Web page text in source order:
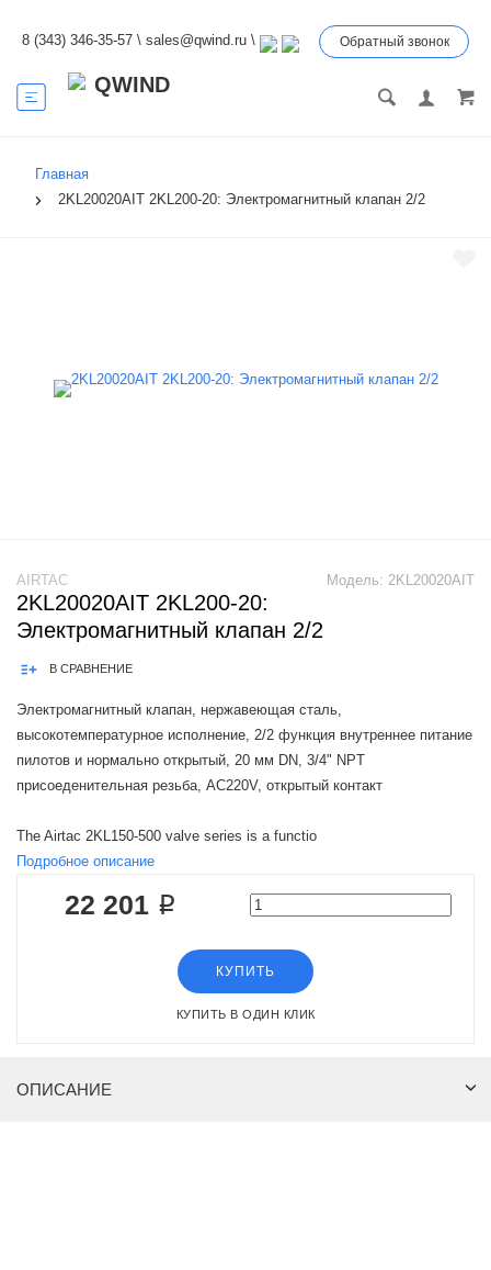
8 (343) 346-35-57 \ sales@qwind.ru \ Обратный звонок
Главная
2KL20020AIT 2KL200-20: Электромагнитный клапан 2/2
Модель: 2KL20020AIT
AIRTAC
2KL20020AIT 2KL200-20:
Электромагнитный клапан 2/2
В СРАВНЕНИЕ
Электромагнитный клапан, нержавеющая сталь,
высокотемпературное исполнение, 2/2 функция внутреннее питание
пилотов и нормально открытый, 20 мм DN, 3/4" NPT
присоеденительная резьба, AC220V, открытый контакт
The Airtac 2KL150-500 valve series is a functio
Подробное описание
22 201 ₽
КУПИТЬ
КУПИТЬ В ОДИН КЛИК
ОПИСАНИЕ